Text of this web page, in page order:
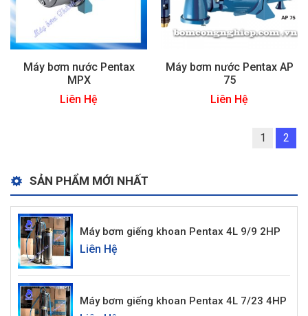
Máy bơm nước Pentax
MPX
Liên Hệ
Máy bơm nước Pentax AP
75
Liên Hệ
1 2
SẢN PHẨM MỚI NHẤT
Máy bơm giếng khoan Pentax 4L 9/9 2HP
Liên Hệ
Máy bơm giếng khoan Pentax 4L 7/23 4HP